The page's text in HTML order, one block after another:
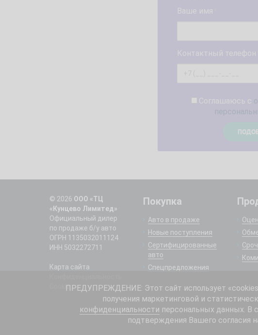
Ваше имя
Контактный телефон
Соглашаюсь с
© 2026 ООО «ТЦ
«Кунцево Лимитед»
Официальный дилер
по продаже б/у авто
ОГРН 1135032011124
ИНН 5032272711
Карта сайта
Cookie
Покупка
Авто в продаже
Новые поступления
Сертифицированные
авто
Спецпредложения
ПРЕДУПРЕЖДЕНИЕ: Этот сайт использует
получения маркетинговой и
конфиденциальности персональных данных. В
подтверждения Вашего согласия